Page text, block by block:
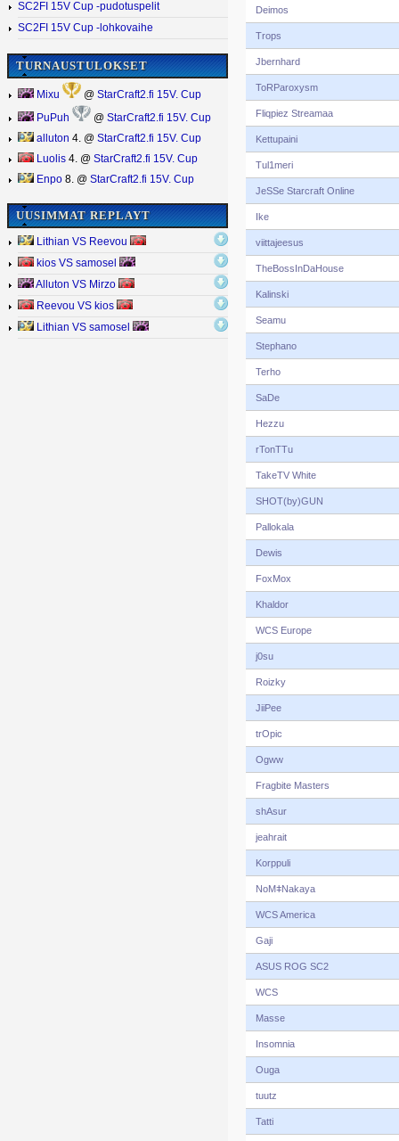
SC2FI 15V Cup -pudotuspelit
SC2FI 15V Cup -lohkovaihe
TURNAUSTULOKSET
Mixu @ StarCraft2.fi 15V. Cup
PuPuh @ StarCraft2.fi 15V. Cup
alluton 4. @ StarCraft2.fi 15V. Cup
Luolis 4. @ StarCraft2.fi 15V. Cup
Enpo 8. @ StarCraft2.fi 15V. Cup
UUSIMMAT REPLAYT
Lithian VS Reevou
kios VS samosel
Alluton VS Mirzo
Reevou VS kios
Lithian VS samosel
Deimos
Trops
Jbernhard
ToRParoxysm
Fliqpiez Streamaa
Kettupaini
Tul1meri
JeSSe Starcraft Online
Ike
viittajeesus
TheBossInDaHouse
Kalinski
Seamu
Stephano
Terho
SaDe
Hezzu
rTonTTu
TakeTV White
SHOT(by)GUN
Pallokala
Dewis
FoxMox
Khaldor
WCS Europe
j0su
Roizky
JiiPee
trOpic
Ogww
Fragbite Masters
shAsur
jeahrait
Korppuli
NoMǂNakaya
WCS America
Gaji
ASUS ROG SC2
WCS
Masse
Insomnia
Ouga
tuutz
Tatti